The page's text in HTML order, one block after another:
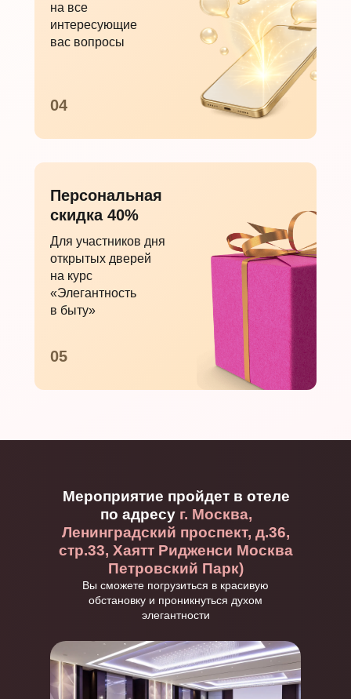
Для участников дня
открытых дверей
на курс
«Элегантность
в быту»
05
Персональная
скидка 40%
на все
интересующие
вас вопросы
04
Мероприятие пройдет в отеле
по адресу г. Москва,
Ленинградский проспект, д.36,
стр.33, Хаятт Ридженси Москва
Петровский Парк)
Вы сможете погрузиться в красивую
обстановку и проникнуться духом
элегантности